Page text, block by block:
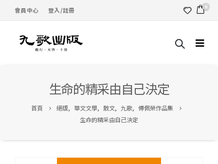
會員中心 登入/註冊 0
生命的精采由自己決定
首頁 絕版, 華文文學, 散文, 九歌, 傅佩榮作品集
生命的精采由自己決定